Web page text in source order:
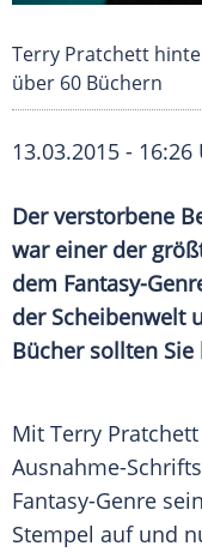
Terry Pratchett
über 60 Büchern
13.03.2015 - 16:26
Der verstorbene
war einer der
dem Fantasy-
der Scheibenwelt
Bücher sollten Sie
Mit Terry Pratchett
Ausnahme-
Fantasy-Genre
Stempel auf und